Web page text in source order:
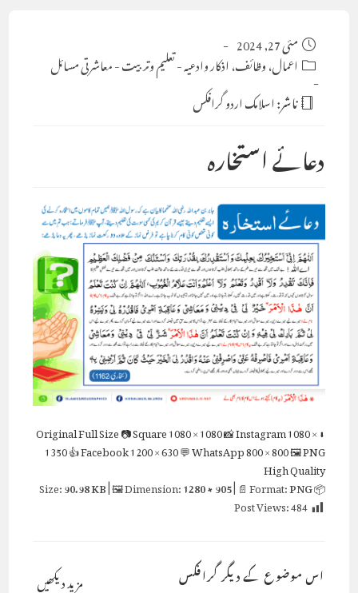
Post
published:
مئی 27, 2024
Post
category:
اعمال، وظائف، اذکار وادعیہ-تعلیم وتربیت-معاشرتی مسائل
ناشر:اسلامک اردو گرافکس
دعائے استخارہ
⬇ Original
Full Size📷 Square1080 × 1080📸 Instagram1080 ×
1350👍 Facebook1200 × 630💬 WhatsApp800 × 800🖼 PNG
High Quality
📦 Size:
90.98 KB| 🖼 Dimension:1280 × 905| 📄 Format:PNG
Post Views:484
اس موضوع کے دیگر گرافکس مزید دیکھیں